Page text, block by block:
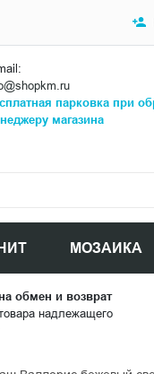
парковка при
магазина
МОЗАИКА
обмен и возврат
надлежащего